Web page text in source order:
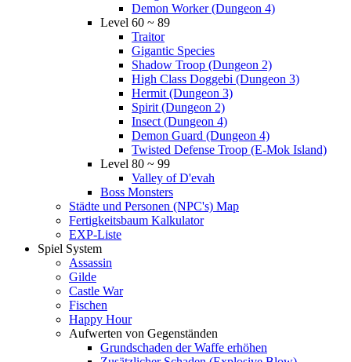
Demon Worker (Dungeon 4)
Level 60 ~ 89
Traitor
Gigantic Species
Shadow Troop (Dungeon 2)
High Class Doggebi (Dungeon 3)
Hermit (Dungeon 3)
Spirit (Dungeon 2)
Insect (Dungeon 4)
Demon Guard (Dungeon 4)
Twisted Defense Troop (E-Mok Island)
Level 80 ~ 99
Valley of D'evah
Boss Monsters
Städte und Personen (NPC's) Map
Fertigkeitsbaum Kalkulator
EXP-Liste
Spiel System
Assassin
Gilde
Castle War
Fischen
Happy Hour
Aufwerten von Gegenständen
Grundschaden der Waffe erhöhen